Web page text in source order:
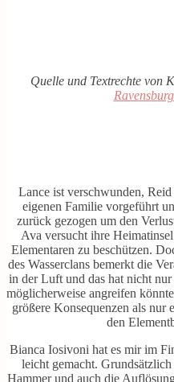
Quelle und Textrechte von
Lance ist verschwunden,
eigenen Familie vorgeführt
zurück gezogen um den
Ava versucht ihre
Elementaren zu beschützen.
des Wasserclans bemerkt die
in der Luft und das hat nicht nur
möglicherweise angreifen
größere Konsequenzen als nur
den
Bianca Iosivoni hat es mir im
leicht gemacht.
Hammer und auch die